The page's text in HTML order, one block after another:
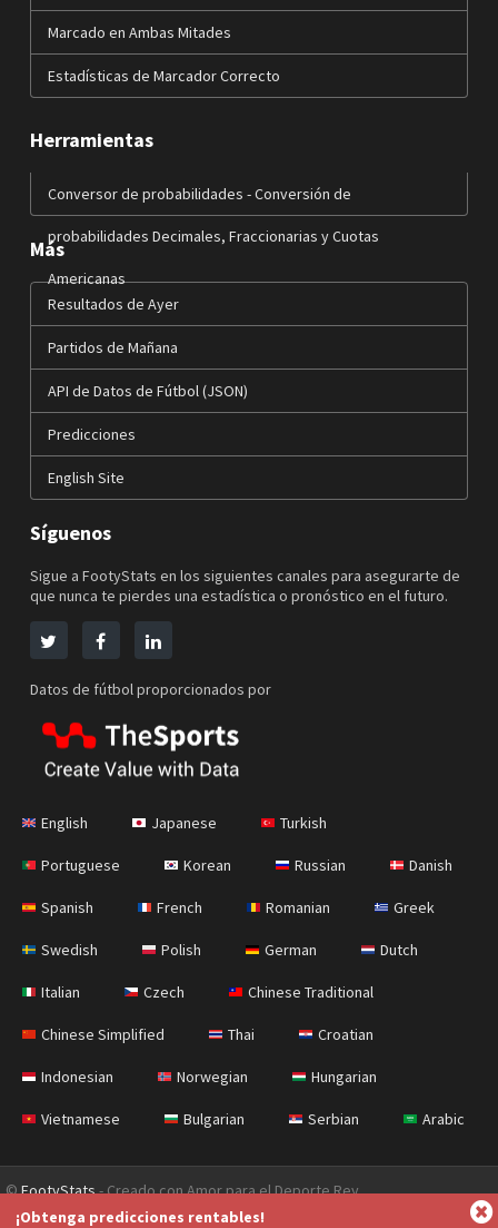
Marcado en Ambas Mitades
Estadísticas de Marcador Correcto
Herramientas
Conversor de probabilidades - Conversión de
probabilidades Decimales, Fraccionarias y Cuotas
Americanas
Más
Resultados de Ayer
Partidos de Mañana
API de Datos de Fútbol (JSON)
Predicciones
English Site
Síguenos
Sigue a FootyStats en los siguientes canales para asegurarte de
que nunca te pierdes una estadística o pronóstico en el futuro.
Datos de fútbol proporcionados por
English Japanese Turkish
Portuguese Korean Russian Danish
Spanish French Romanian Greek
Swedish Polish German Dutch
Italian Czech Chinese Traditional
Chinese Simplified Thai Croatian
Indonesian Norwegian Hungarian
Vietnamese Bulgarian Serbian Arabic
©FootyStats- Creado con Amor para el Deporte Rey
Contáctanos
Sobre nosotros Ayuda
¡Obtenga predicciones rentables!